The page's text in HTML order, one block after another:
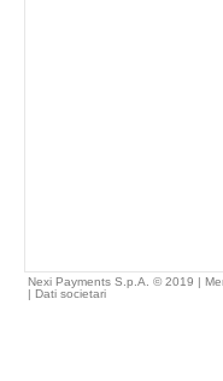
Nexi Payments S.p.A. © 2019 |
| Dati societari